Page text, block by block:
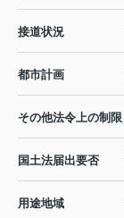
接道状況
都市計画
その他法令上の制限
国土法届出要否
用途地域